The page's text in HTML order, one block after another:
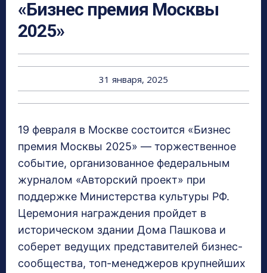
«Бизнес премия Москвы
2025»
31 января, 2025
19 февраля в Москве состоится «Бизнес
премия Москвы 2025» — торжественное
событие, организованное федеральным
журналом «Авторский проект» при
поддержке Министерства культуры РФ.
Церемония награждения пройдет в
историческом здании Дома Пашкова и
соберет ведущих представителей бизнес-
сообщества, топ-менеджеров крупнейших